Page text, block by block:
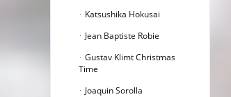
Katsushika Hokusai
Jean Baptiste Robie
Gustav Klimt Christmas
Time
Joaquin Sorolla